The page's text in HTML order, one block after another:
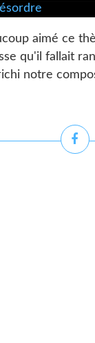
aimé ce
qu'il fallait
notre